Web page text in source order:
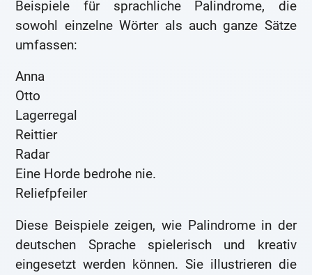
Beispiele für sprachliche Palindrome, die
sowohl einzelne Wörter als auch ganze Sätze
umfassen:
Anna
Otto
Lagerregal
Reittier
Radar
Eine Horde bedrohe nie.
Reliefpfeiler
Diese Beispiele zeigen, wie Palindrome in der
deutschen Sprache spielerisch und kreativ
eingesetzt werden können. Sie illustrieren die